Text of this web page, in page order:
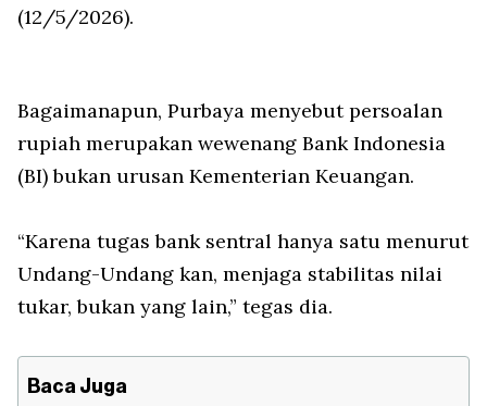
(12/5/2026).
Bagaimanapun, Purbaya menyebut persoalan
rupiah merupakan wewenang Bank Indonesia
(BI) bukan urusan Kementerian Keuangan.
“Karena tugas bank sentral hanya satu menurut
Undang-Undang kan, menjaga stabilitas nilai
tukar, bukan yang lain,” tegas dia.
Baca Juga